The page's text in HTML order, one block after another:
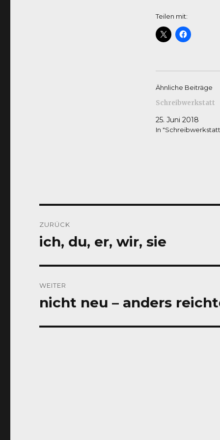
Teilen mit:
Ähnliche Beiträge
Schreibwerkstatt
25. Juni 2018
In
ZURÜCK
Vorheriger
ich, du, er, wir, sie
WEITER
Nächster
nicht neu – anders